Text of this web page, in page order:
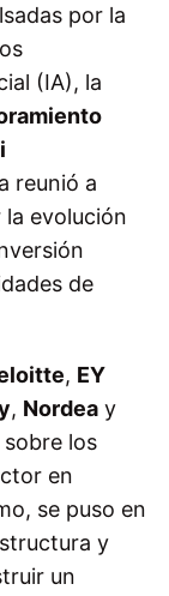
por la
(IA), la
reunió a
evolución
de
, EY
, Nordea y
los
en
se puso en
y
un